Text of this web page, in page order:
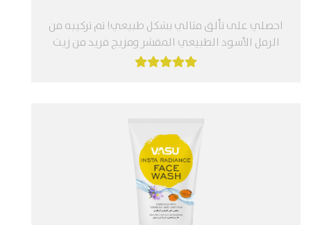
احصلي على تألق مثالي بشكل طبيعي! تم تركيبه من
الرمل الأسود الطبيعي المقشر ومزيج فريد من زيت
الكركم وزيت كومكومادي...